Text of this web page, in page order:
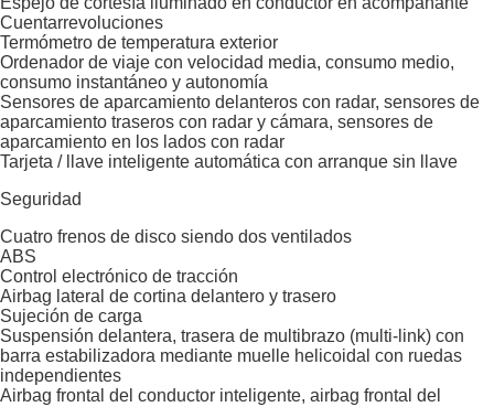
Cuentarrevoluciones
Termómetro de temperatura exterior
Ordenador de viaje con velocidad media, consumo medio,
consumo instantáneo y autonomía
Sensores de aparcamiento delanteros con radar, sensores de
aparcamiento traseros con radar y cámara, sensores de
aparcamiento en los lados con radar
Tarjeta / llave inteligente automática con arranque sin llave
Seguridad
Cuatro frenos de disco siendo dos ventilados
ABS
Control electrónico de tracción
Airbag lateral de cortina delantero y trasero
Sujeción de carga
Suspensión delantera, trasera de multibrazo (multi-link) con
barra estabilizadora mediante muelle helicoidal con ruedas
independientes
Airbag frontal del conductor inteligente, airbag frontal del